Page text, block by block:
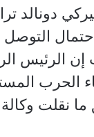
دونالد
التوصل
الرئيس
الحرب
نقلت وكالة